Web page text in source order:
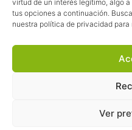
virtud de un interés legítimo, algo
tus opciones a continuación.
nuestra política de privacidad
Ver
online que utilizo y, por cada
una comisión sin que a ti te
Esas comisiones me
las inscripciones a muchas
Siempre escribo sobre